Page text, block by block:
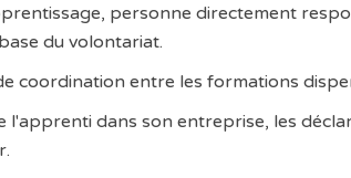
personne directement
du volontariat.
coordination entre les formations
l'apprenti dans son entreprise, les